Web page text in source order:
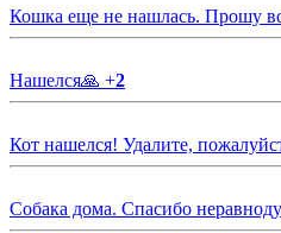
Кошка еще не нашлась. Прошу
Нашелся🙏 +2
Кот нашелся! Удалите,
Собака дома. Спасибо